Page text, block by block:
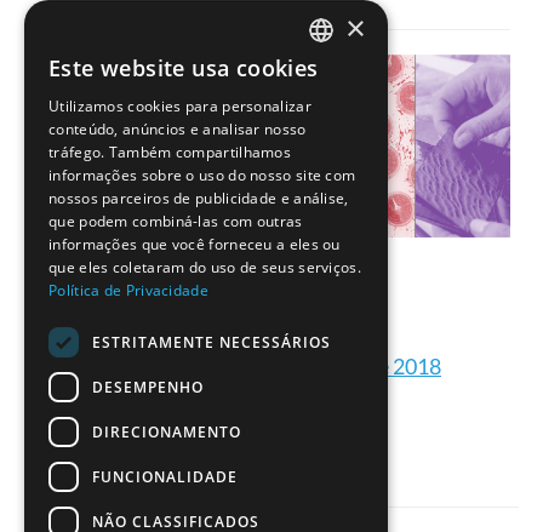
Formações ESERO Portugal de 2018
PORTUGUESE
ENGLISH
×
Este website usa cookies
Utilizamos cookies para personalizar
conteúdo, anúncios e analisar nosso
tráfego. Também compartilhamos
informações sobre o uso do nosso site com
nossos parceiros de publicidade e análise,
que podem combiná-las com outras
informações que você forneceu a eles ou
que eles coletaram do uso de seus serviços.
Política de Privacidade
ESTRITAMENTE NECESSÁRIOS
DESEMPENHO
DIRECIONAMENTO
FUNCIONALIDADE
NÃO CLASSIFICADOS